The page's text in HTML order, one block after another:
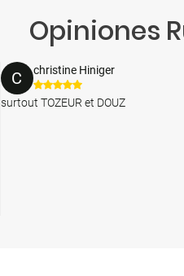
Opiniones
C christine Hiniger
surtout TOZEUR et DOUZ